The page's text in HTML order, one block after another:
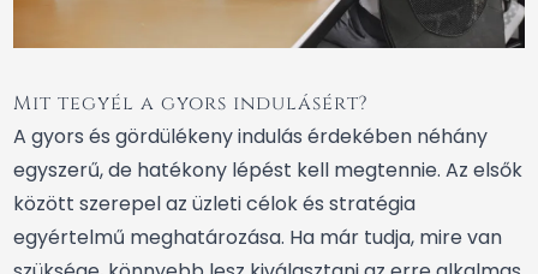
Mit tegyél a gyors indulásért?
A gyors és gördülékeny indulás érdekében néhány
egyszerű, de hatékony lépést kell megtennie. Az elsők
között szerepel az üzleti célok és stratégia
egyértelmű meghatározása. Ha már tudja, mire van